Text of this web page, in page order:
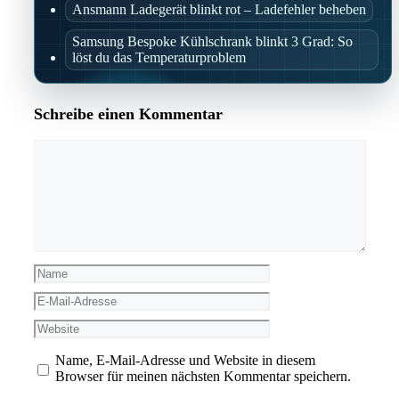
Ansmann Ladegerät blinkt rot – Ladefehler beheben
Samsung Bespoke Kühlschrank blinkt 3 Grad: So
löst du das Temperaturproblem
Schreibe einen Kommentar
Name
E-
Mail-
Adresse
Website
Name, E-Mail-Adresse und Website in diesem
Browser für meinen nächsten Kommentar speichern.